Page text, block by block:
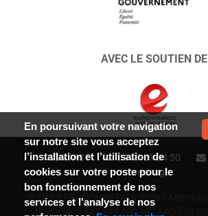
AVEC LE SOUTIEN DE
CONTACT : 01 47 01 34 50
message
© EURO FRANCE MÉDIAS 2026
Siret n°403 627 797 000 18
En poursuivant votre navigation
sur notre site vous acceptez
l’installation et l’utilisation de
cookies sur votre poste pour le
bon fonctionnement de nos
services et l'analyse de nos